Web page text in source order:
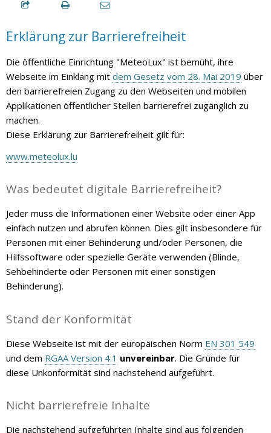
Erklärung zur Barrierefreiheit
Die öffentliche Einrichtung "MeteoLux" ist bemüht, ihre
Webseite im Einklang mit dem Gesetz vom 28. Mai 2019 über
den barrierefreien Zugang zu den Webseiten und mobilen
Applikationen öffentlicher Stellen barrierefrei zugänglich zu
machen.
Diese Erklärung zur Barrierefreiheit gilt für:
www.meteolux.lu
Was bedeutet digitale Barrierefreiheit?
Jeder muss die Informationen einer Website oder einer App
einfach nutzen und abrufen können. Dies gilt insbesondere für
Personen mit einer Behinderung und/oder Personen, die
Hilfssoftware oder spezielle Geräte verwenden (Blinde,
Sehbehinderte oder Personen mit einer sonstigen
Behinderung).
Stand der Konformität
Diese Webseite ist mit der europäischen Norm EN 301 549
und dem RGAA Version 4.1 unvereinbar. Die Gründe für
diese Unkonformität sind nachstehend aufgeführt.
Nicht barrierefreie Inhalte
Die nachstehend aufgeführten Inhalte sind aus folgenden